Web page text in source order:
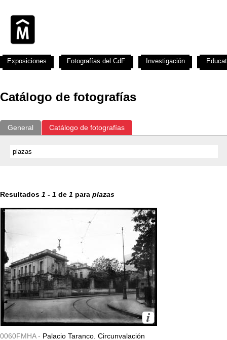
Catálogo de fotografías
General Catálogo de fotografías
Resultados 1 - 1 de 1 para plazas
0060FMHA - Palacio Taranco. Circunvalación
Exposiciones Fotografías del CdF Investigación